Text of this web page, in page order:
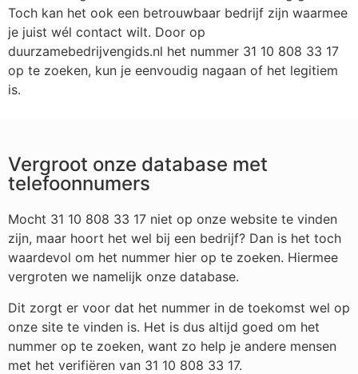
Toch kan het ook een betrouwbaar bedrijf zijn waarmee
je juist wél contact wilt. Door op
duurzamebedrijvengids.nl het nummer 31 10 808 33 17
op te zoeken, kun je eenvoudig nagaan of het legitiem
is.
Vergroot onze database met
telefoonnumers
Mocht 31 10 808 33 17 niet op onze website te vinden
zijn, maar hoort het wel bij een bedrijf? Dan is het toch
waardevol om het nummer hier op te zoeken. Hiermee
vergroten we namelijk onze database.
Dit zorgt er voor dat het nummer in de toekomst wel op
onze site te vinden is. Het is dus altijd goed om het
nummer op te zoeken, want zo help je andere mensen
met het verifiëren van 31 10 808 33 17.